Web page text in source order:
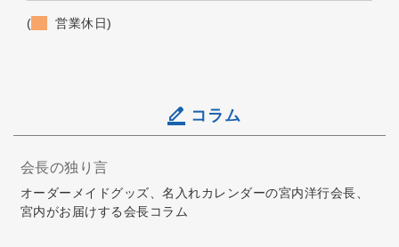
( 営業休日)
コラム
会長の独り言
オーダーメイドグッズ、名入れカレンダーの宮内洋行会長、
宮内がお届けする会長コラム